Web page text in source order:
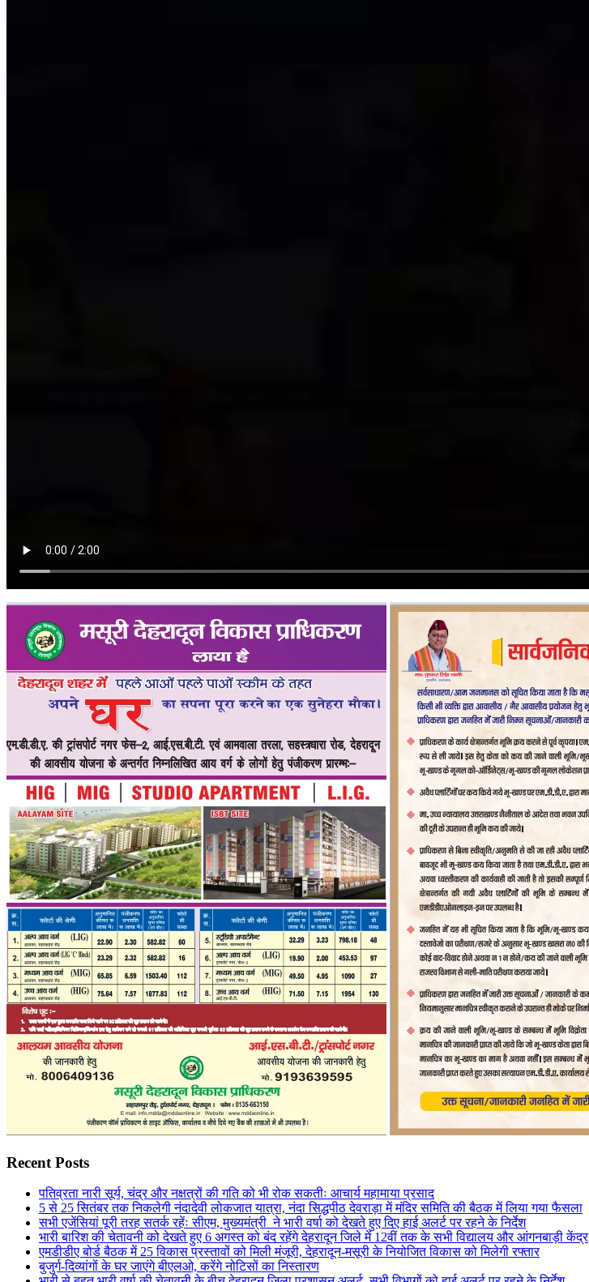
Recent Posts
पतिव्रता नारी सूर्य, चंद्र और नक्षत्रों की गति को भी रोक सकतीः आचार्य महामाया प्रसाद
5 से 25 सितंबर तक निकलेगी नंदादेवी लोकजात यात्रा, नंदा सिद्धपीठ देवराड़ा में मंदिर समिति की बैठक में लिया गया फैसला
सभी एजेंसियां पूरी तरह सतर्क रहेंः सीएम, मुख्यमंत्री ने भारी वर्षा को देखते हुए दिए हाई अलर्ट पर रहने के निर्देश
भारी बारिश की चेतावनी को देखते हुए 6 अगस्त को बंद रहेंगे देहरादून जिले में 12वीं तक के सभी विद्यालय और आंगनबाड़ी केंद्र
एमडीडीए बोर्ड बैठक में 25 विकास प्रस्तावों को मिली मंजूरी, देहरादून-मसूरी के नियोजित विकास को मिलेगी रफ्तार
बुजुर्ग-दिव्यांगों के घर जाएंगे बीएलओ, करेंगे नोटिसों का निस्तारण